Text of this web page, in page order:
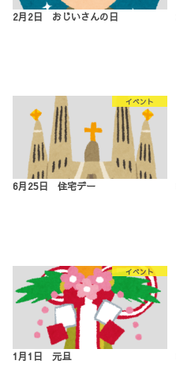
2月2日 おじいさんの日
イベント
6月25日 住宅デー
イベント
1月1日 元旦